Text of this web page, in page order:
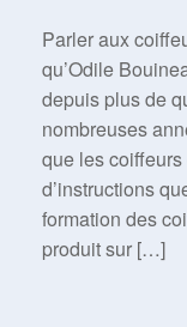
Parler aux
qu’Odile
depuis plus de
nombreuses
que les
d’instructions
formation des
produit sur […]